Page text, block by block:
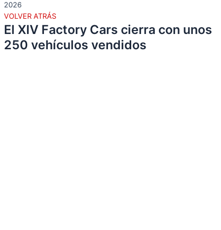
2026
VOLVER ATRÁS
El XIV Factory Cars cierra con unos
250 vehículos vendidos